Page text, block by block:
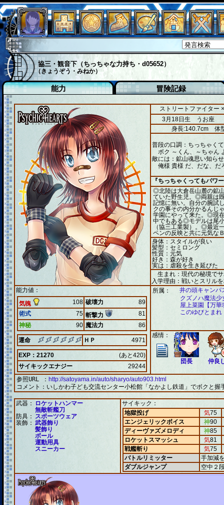
協三・観音下（ちっちゃな力持ち・d05652）
（きょうぞう・みねか）
能力 冒険記録
ストリートファイター
3月18日生 うお座
身長:140.7cm 体
普段の口調：ちっちゃく
ボク ～くん、～ちゃん
敵には：鉱山魂思い知ら
俺様 貴様 だ、だな、だ
『ちっちゃくってもパワ
◎北陸は大倉岳山麓の鉱
ていた野生児。◎両親は
記憶に無い。自分の腕試
クの事その内分かるんじ
学園にやって来た。◎現
中でもある◎モデルは尾
（協三工業製）。◎最近
ペンの反映と共に元気な
身体：スタイルが良い
髪型：セミロング
性質：元気
好き：森が好き
実は：虐殺を生き延びた
生まれ：現代の秘境で
入学理由：戦いとスリル
能力値：
気魄
108 破壊力
89
術式
75 斬撃力
81
神秘
90 魔法力 86
運命 ＨＰ 4971
EXP：21270
(あと420)
サイキックエナジー
29244
所属：
井の頭キャン
クズノハ魔法少
屋上菜園【万華
このゆびとまれ
感情：
団長 仲良
参照URL ： http://satoyama.in/auto/sharyo/auto903.html
コメント： いしかわ子ども交流センター小松館「なかよし鉄道」でボクと握
武器： ロケットハンマー
無敵斬艦刀
防具： スポーツウェア
装飾： 武器飾り
髪飾り
ボール
運動用具
スニーカー
サイキック：
地獄投げ
気75
エンジェリックボイス
神90
ディーヴァズメロディ
神85
ロケットスマッシュ
気81
戦艦斬り
気75
バトルリミッター
手加減
ダブルジャンプ
空中２